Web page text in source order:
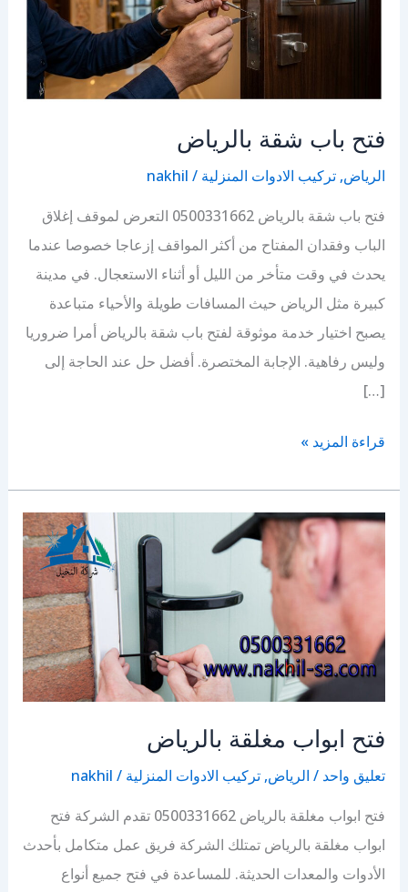
فتح باب شقة بالرياض
الرياض, تركيب الادوات المنزلية /
nakhil
فتح باب شقة بالرياض 0500331662 التعرض لموقف إغلاق
الباب وفقدان المفتاح من أكثر المواقف إزعاجا خصوصا عندما
يحدث في وقت متأخر من الليل أو أثناء الاستعجال. في مدينة
كبيرة مثل الرياض حيث المسافات طويلة والأحياء متباعدة
يصبح اختيار خدمة موثوقة لفتح باب شقة بالرياض أمرا ضروريا
وليس رفاهية. الإجابة المختصرة. أفضل حل عند الحاجة إلى
[…]
فتح
بالرياض
قراءة المزيد »
فتح ابواب مغلقة بالرياض
تعليق واحد / الرياض, تركيب الادوات المنزلية /
nakhil
فتح ابواب مغلقة بالرياض 0500331662 تقدم الشركة فتح
ابواب مغلقة بالرياض تمتلك الشركة فريق عمل متكامل بأحدث
الأدوات والمعدات الحديثة. للمساعدة في فتح جميع أنواع